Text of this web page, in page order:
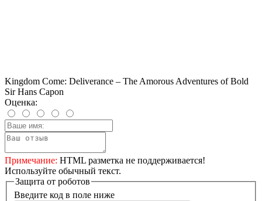
Kingdom Come: Deliverance – The Amorous Adventures of Bold
Sir Hans Capon
Оценка:
Примечание: HTML разметка не поддерживается!
Используйте обычный текст.
Защита от роботов
Введите код в поле ниже